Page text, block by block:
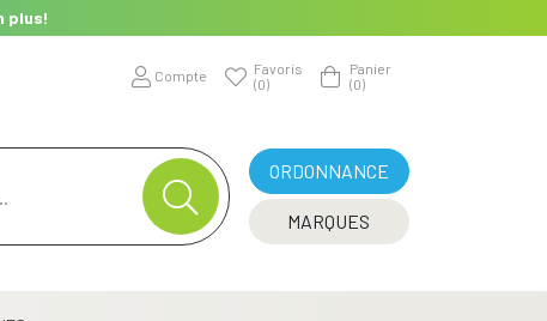
plus!
Compte
Favoris
(0)
Panier
(0)
ORDONNANCE
MARQUES